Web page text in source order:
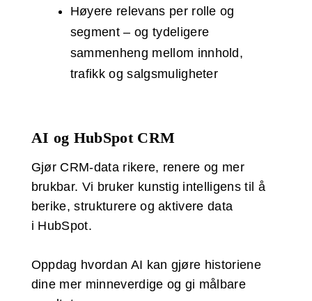
Høyere relevans per rolle og
segment – og tydeligere
sammenheng mellom innhold,
trafikk og salgsmuligheter
AI og HubSpot CRM
Gjør CRM-data rikere, renere og mer
brukbar. Vi bruker kunstig intelligens til å
berike, strukturere og aktivere data
i HubSpot.
Oppdag hvordan AI kan gjøre historiene
dine mer minneverdige og gi målbare